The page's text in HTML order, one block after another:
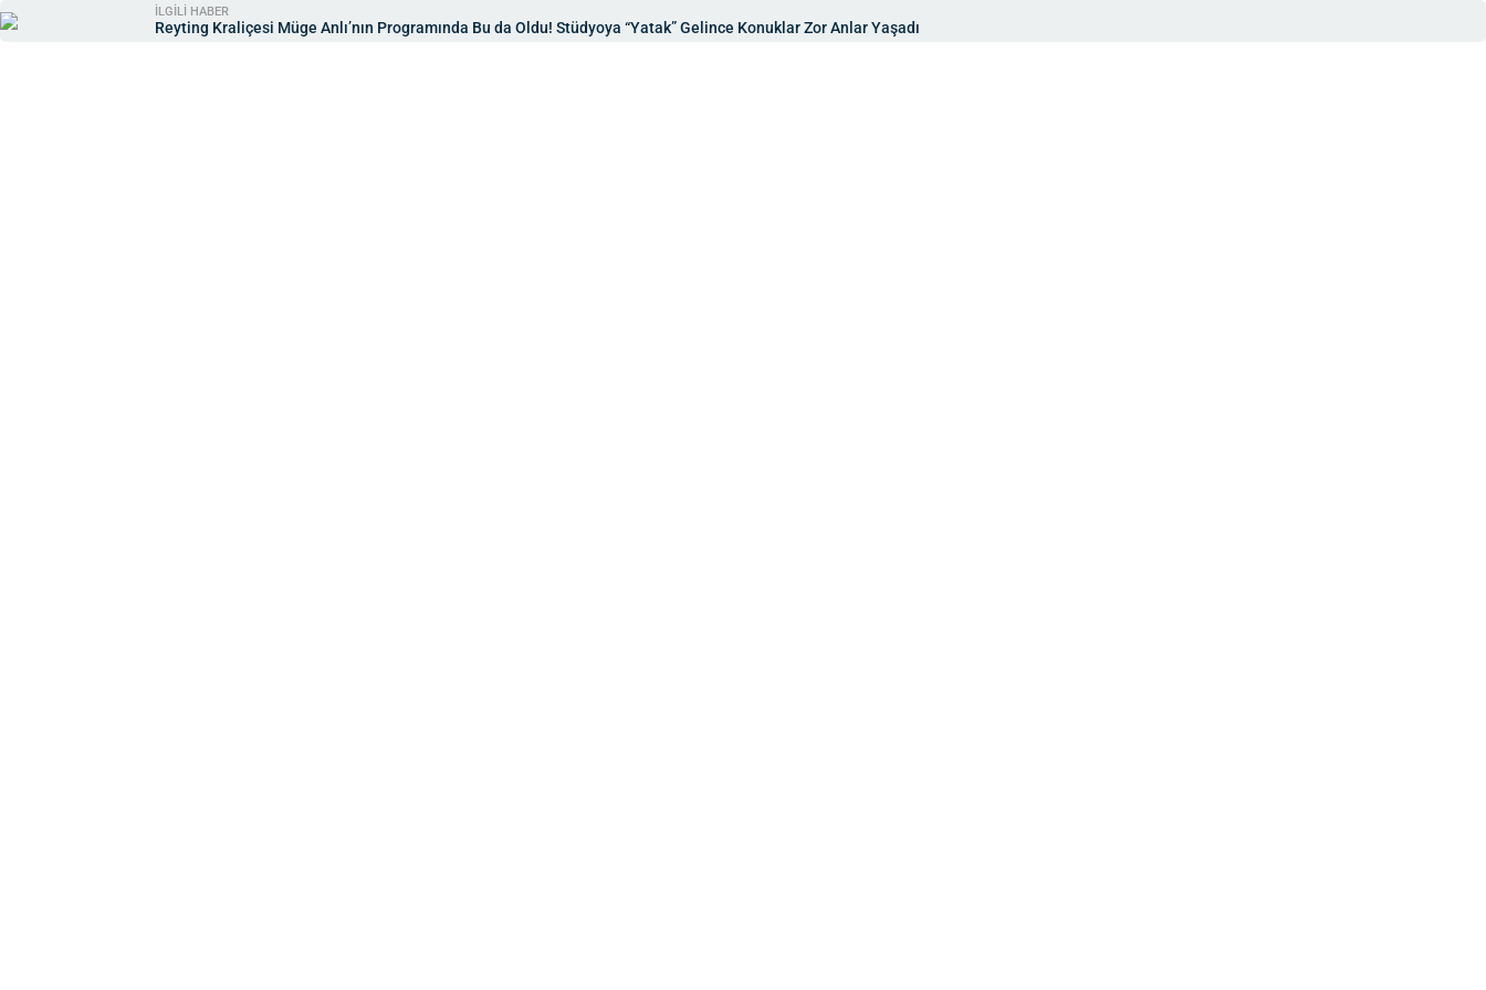
İLGİLİ HABER
Reyting Kraliçesi Müge Anlı’nın Programında Bu da Oldu! Stüdyoya “Yatak” Gelince Konuklar Zor Anlar Yaşadı